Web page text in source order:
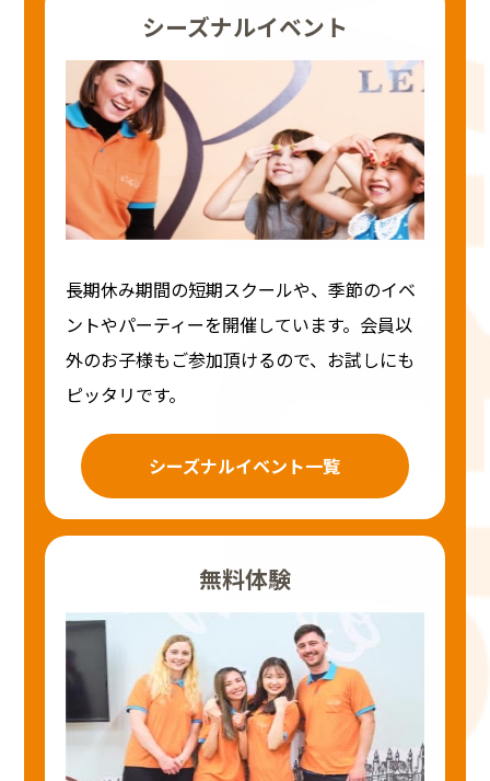
シーズナルイベント
長期休み期間の短期スクールや、季節のイベ
ントやパーティーを開催しています。会員以
外のお子様もご参加頂けるので、お試しにも
ピッタリです。
シーズナルイベント一覧
無料体験